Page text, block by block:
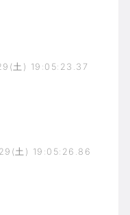
土) 19:05:23.37
土) 19:05:26.86